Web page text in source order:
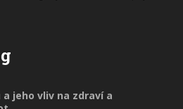
jeho vliv na zdraví a